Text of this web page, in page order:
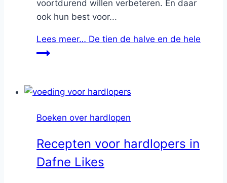
voortdurend willen verbeteren. En daar
ook hun best voor...
Lees meer… De tien de halve en de hele
Boeken over hardlopen
Recepten voor hardlopers in
Dafne Likes